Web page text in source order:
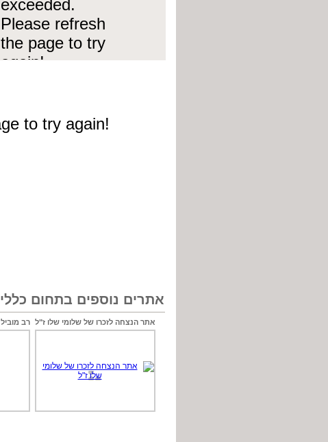
אתרים נוספים בתחום כללי
אתר הנצחה לזכרו של שלומי שלו ז"ל רב מוביל